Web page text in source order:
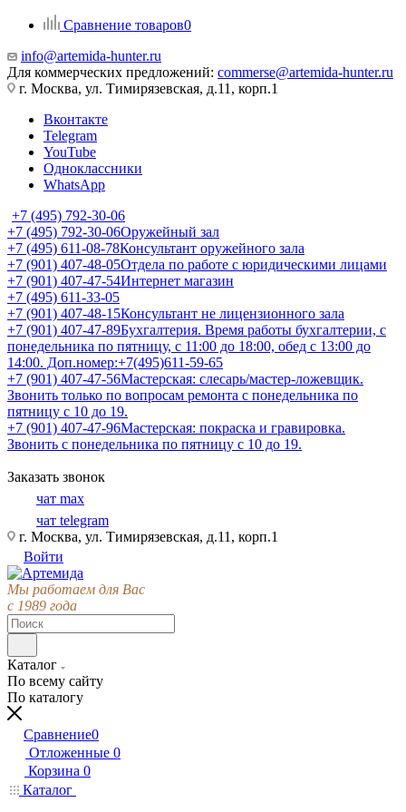
Сравнение товаров0
info@artemida-hunter.ru
Для коммерческих предложений: commerse@artemida-hunter.ru
г. Москва, ул. Тимирязевская, д.11, корп.1
Вконтакте
Telegram
YouTube
Одноклассники
WhatsApp
+7 (495) 792-30-06
+7 (495) 792-30-06Оружейный зал
+7 (495) 611-08-78Консультант оружейного зала
+7 (901) 407-48-05Отдела по работе с юридическими лицами
+7 (901) 407-47-54Интернет магазин
+7 (495) 611-33-05
+7 (901) 407-48-15Консультант не лицензионного зала
+7 (901) 407-47-89Бухгалтерия. Время работы бухгалтерии, с
понедельника по пятницу, с 11:00 до 18:00, обед с 13:00 до
14:00. Доп.номер:+7(495)611-59-65
+7 (901) 407-47-56Мастерская: слесарь/мастер-ложевщик.
Звонить только по вопросам ремонта с понедельника по
пятницу с 10 до 19.
+7 (901) 407-47-96Мастерская: покраска и гравировка.
Звонить с понедельника по пятницу с 10 до 19.
Заказать звонок
чат max
чат telegram
г. Москва, ул. Тимирязевская, д.11, корп.1
Войти
Мы работаем для Вас
с 1989 года
Каталог
По всему сайту
По каталогу
Сравнение0
Отложенные 0
Корзина 0
Каталог